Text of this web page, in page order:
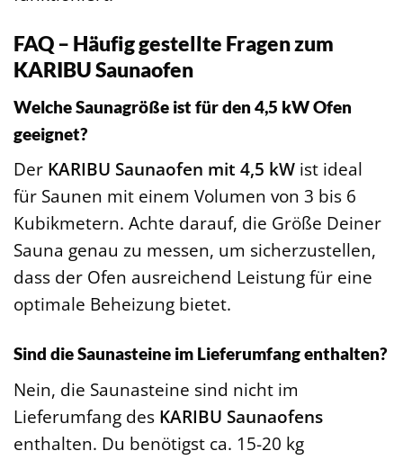
FAQ – Häufig gestellte Fragen zum
KARIBU Saunaofen
Welche Saunagröße ist für den 4,5 kW Ofen
geeignet?
Der KARIBU Saunaofen mit 4,5 kW ist ideal
für Saunen mit einem Volumen von 3 bis 6
Kubikmetern. Achte darauf, die Größe Deiner
Sauna genau zu messen, um sicherzustellen,
dass der Ofen ausreichend Leistung für eine
optimale Beheizung bietet.
Sind die Saunasteine im Lieferumfang enthalten?
Nein, die Saunasteine sind nicht im
Lieferumfang des KARIBU Saunaofens
enthalten. Du benötigst ca. 15-20 kg